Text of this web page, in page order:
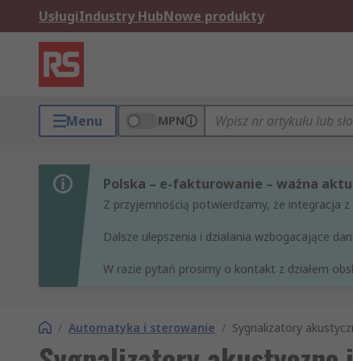
UsługiIndustry HubNowe produkty
Menu MPN
Polska – e-fakturowanie – ważna
Z przyjemnością potwierdzamy, że integracja
Dalsze ulepszenia i działania wzbogacające
W razie pytań prosimy o kontakt z działem
/ Automatyka i sterowanie / Sygnalizatory